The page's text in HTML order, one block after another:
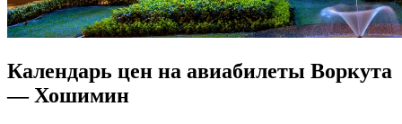
Календарь цен на авиабилеты Воркута
— Хошимин